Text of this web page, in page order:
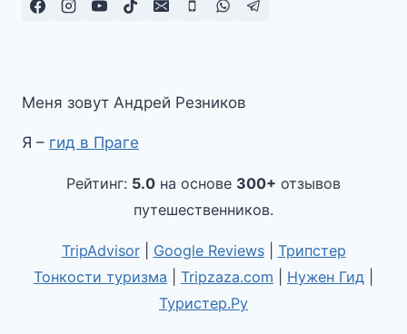
Меня зовут Андрей Резников
Я – гид в Праге
Рейтинг: 5.0 на основе 300+ отзывов
путешественников.
TripAdvisor| Google Reviews| Трипстер
Тонкости туризма
Tripzaza.com Нужен Гид
Туристер.Ру